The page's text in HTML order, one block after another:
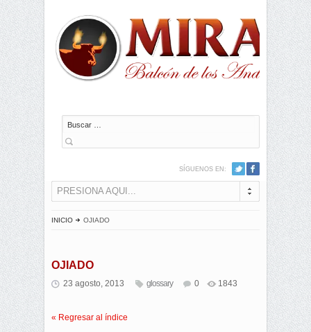
Buscar
SÍGUENOS EN:
PRESIONA AQUI...
INICIO OJIADO
OJIADO
23 agosto, 2013 glossary 0 1843
« Regresar al índice